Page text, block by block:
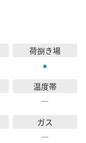
荷捌き場
●
温度帯
―
ガス
―